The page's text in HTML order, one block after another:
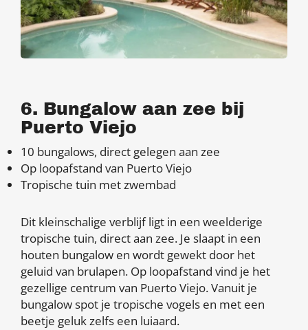
6. Bungalow aan zee bij ​
Puerto Viejo
10 bungalows, direct gelegen aan zee
Op loopafstand van Puerto Viejo
Tropische tuin met zwembad
Dit kleinschalige verblijf ligt in een weelderige
tropische tuin, direct aan zee. Je slaapt in een
houten bungalow en wordt gewekt door het
geluid van brulapen. Op loopafstand vind je het
gezellige centrum van Puerto Viejo. Vanuit je
bungalow spot je tropische vogels en met een
beetje geluk zelfs een luiaard.